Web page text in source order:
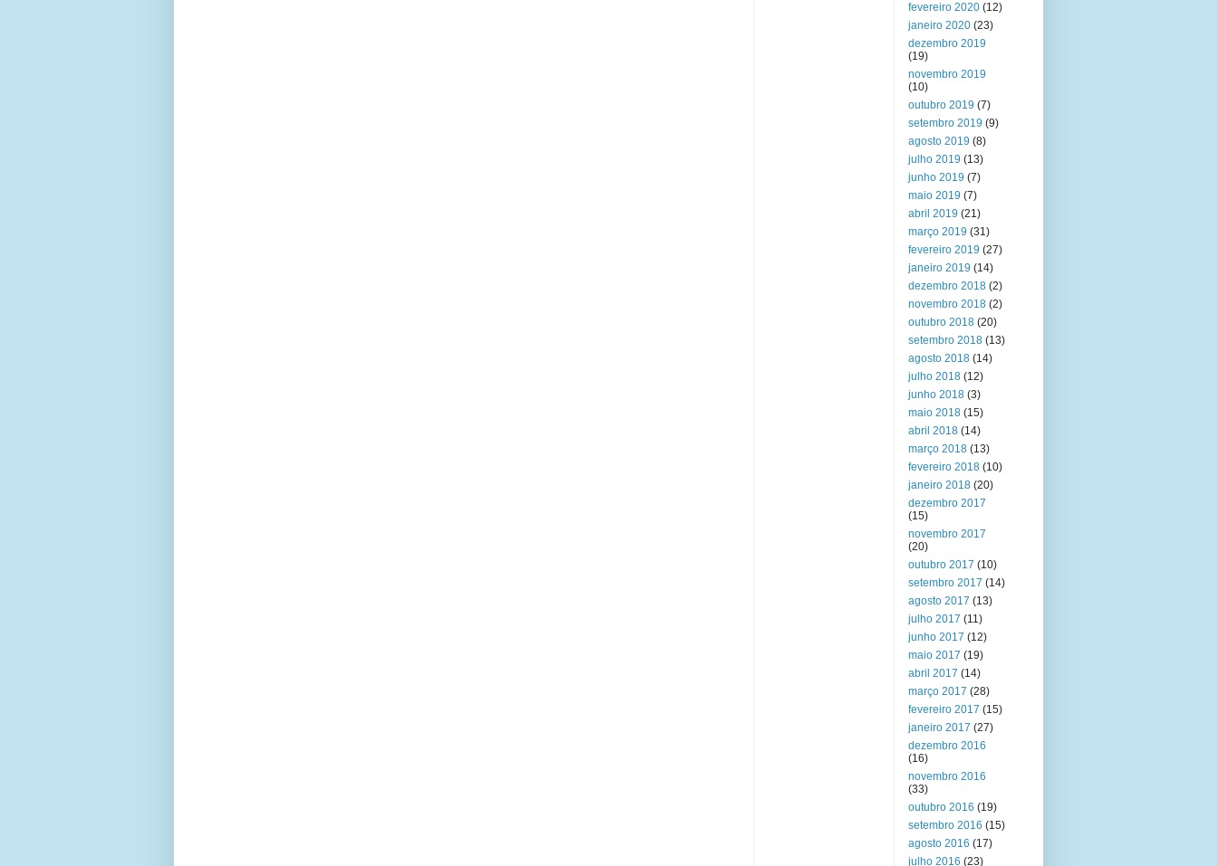
fevereiro 2020 (12)
janeiro 2020 (23)
dezembro 2019
(19)
novembro 2019
(10)
outubro 2019 (7)
setembro 2019 (9)
agosto 2019 (8)
julho 2019 (13)
junho 2019 (7)
maio 2019 (7)
abril 2019 (21)
março 2019 (31)
fevereiro 2019 (27)
janeiro 2019 (14)
dezembro 2018 (2)
novembro 2018 (2)
outubro 2018 (20)
setembro 2018 (13)
agosto 2018 (14)
julho 2018 (12)
junho 2018 (3)
maio 2018 (15)
abril 2018 (14)
março 2018 (13)
fevereiro 2018 (10)
janeiro 2018 (20)
dezembro 2017
(15)
novembro 2017
(20)
outubro 2017 (10)
setembro 2017 (14)
agosto 2017 (13)
julho 2017 (11)
junho 2017 (12)
maio 2017 (19)
abril 2017 (14)
março 2017 (28)
fevereiro 2017 (15)
janeiro 2017 (27)
dezembro 2016
(16)
novembro 2016
(33)
outubro 2016 (19)
setembro 2016 (15)
agosto 2016 (17)
julho 2016 (23)